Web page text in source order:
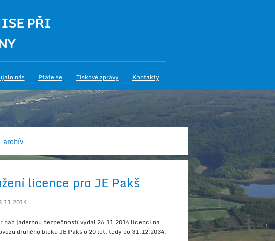
PŘI
nás Ptáte se Tiskové zprávy Kontakty
licence pro JE Pakš
nad jadernou bezpečností vydal 26.11.2014 licenci na
druhého bloku JE Pakš o 20 let, tedy do 31.12.2034.